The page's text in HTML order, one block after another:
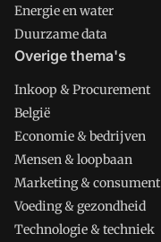
Energie en water
Duurzame data
Overige thema's
Inkoop & Procurement
België
Economie & bedrijven
Mensen & loopbaan
Marketing & consument
Voeding & gezondheid
Technologie & techniek